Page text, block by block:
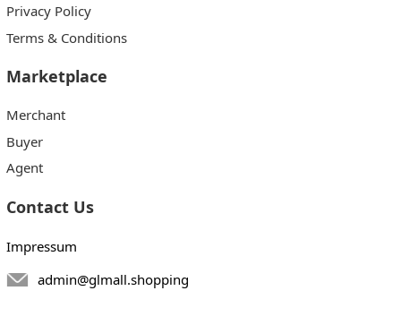
Privacy Policy
Terms & Conditions
Marketplace
Merchant
Buyer
Agent
Contact Us
Impressum
admin@glmall.shopping